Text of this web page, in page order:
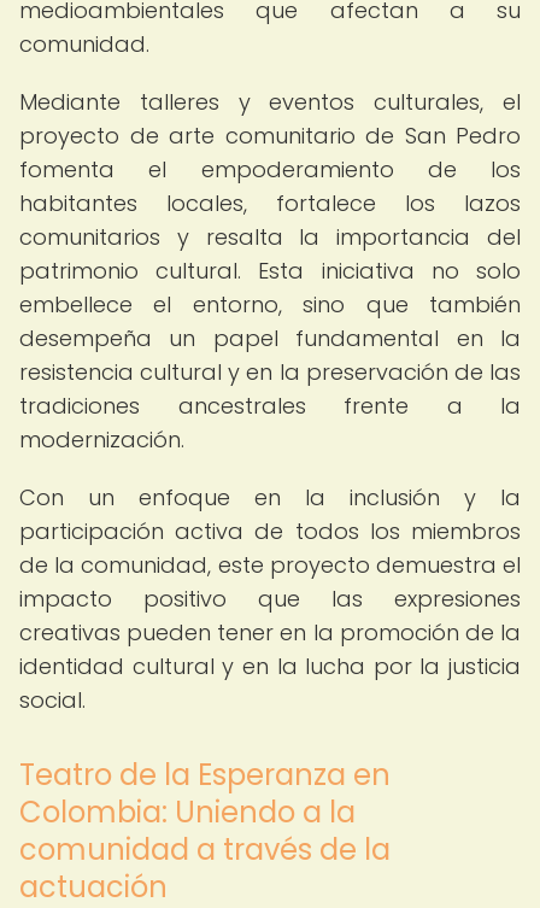
medioambientales que afectan a su
comunidad.
Mediante talleres y eventos culturales, el
proyecto de arte comunitario de San Pedro
fomenta el empoderamiento de los
habitantes locales, fortalece los lazos
comunitarios y resalta la importancia del
patrimonio cultural. Esta iniciativa no solo
embellece el entorno, sino que también
desempeña un papel fundamental en la
resistencia cultural y en la preservación de las
tradiciones ancestrales frente a la
modernización.
Con un enfoque en la inclusión y la
participación activa de todos los miembros
de la comunidad, este proyecto demuestra el
impacto positivo que las expresiones
creativas pueden tener en la promoción de la
identidad cultural y en la lucha por la justicia
social.
Teatro de la Esperanza en
Colombia: Uniendo a la
comunidad a través de la
actuación